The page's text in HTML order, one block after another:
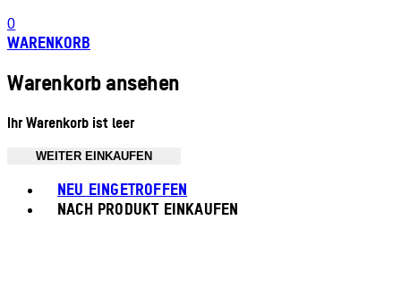
0
WARENKORB
Warenkorb ansehen
Ihr Warenkorb ist leer
WEITER EINKAUFEN
NEU EINGETROFFEN
NACH PRODUKT EINKAUFEN